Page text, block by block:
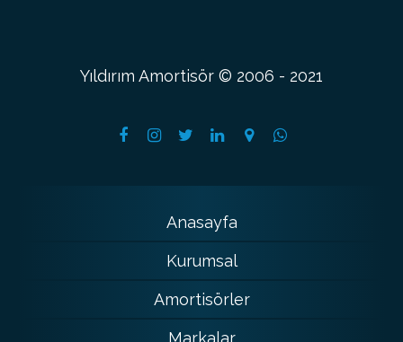
Yıldırım Amortisör © 2006 - 2021
Anasayfa
Kurumsal
Amortisörler
Markalar